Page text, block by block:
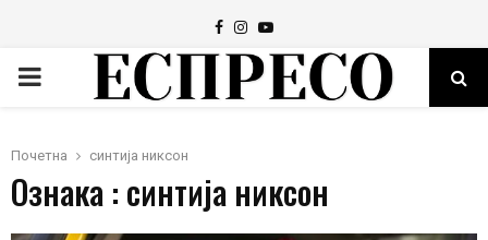
Facebook
Instagram
Youtube
PRIMARY
Почетна синтија никсон
Ознака : синтија никсон